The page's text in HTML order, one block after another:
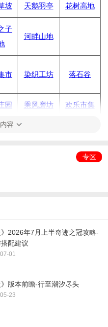
坡 天鹅羽亭 花树高地
子
河畔山地
市 染织工坊 落石谷
园 乘风磨坊 欢乐市集
站
岭 溪声林地
容
专区
》2026年7月上半奇迹之冠攻略-
配建议
01
》版本前瞻-行至潮汐尽头
23